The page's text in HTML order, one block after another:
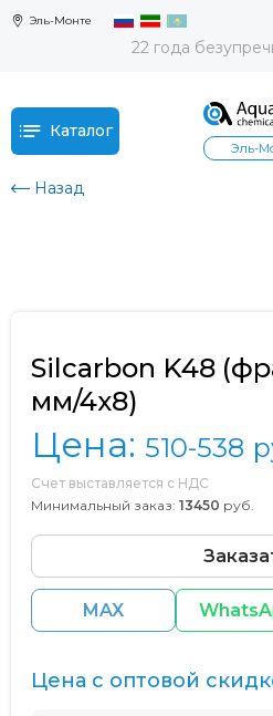
Эль-Монте
22 года
Каталог
Эль-
Назад
Silcarbon K48
мм/4х8)
Цена: 510-538
Счет выставляется с НДС
Минимальный заказ: 13450 руб.
MAX
Цена с оптовой